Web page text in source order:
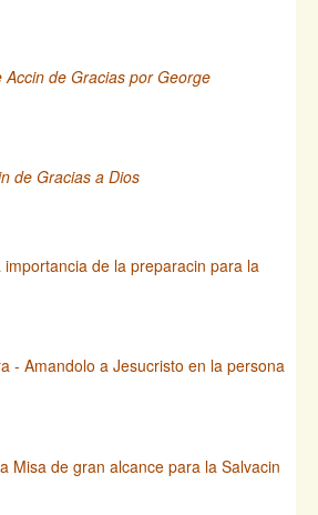
de Gracias por George
de Gracias a Dios
de la preparacin para la
- Amandolo a Jesucristo en la persona
Misa de gran alcance para la Salvacin